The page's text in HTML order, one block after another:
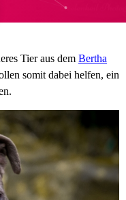
Tier aus dem Bertha
somit dabei helfen, ein